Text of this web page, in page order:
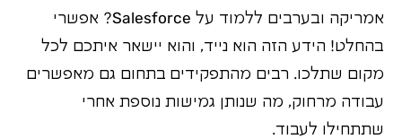
אמריקה ובערבים ללמוד על Salesforce? אפשרי
בהחלט! הידע הזה הוא נייד, והוא יישאר איתכם לכל
מקום שתלכו. רבים מהתפקידים בתחום גם מאפשרים
עבודה מרחוק, מה שנותן גמישות נוספת אחרי
שתתחילו לעבוד.